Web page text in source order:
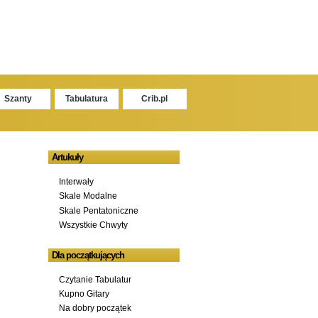
Szanty Tabulatura Crib.pl
Artukuły
Interwały
Skale Modalne
Skale Pentatoniczne
Wszystkie Chwyty
Dla początkujących
Czytanie Tabulatur
Kupno Gitary
Na dobry początek